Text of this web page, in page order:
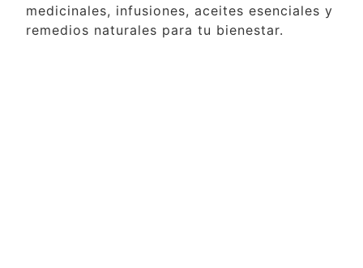
medicinales, infusiones, aceites esenciales y
remedios naturales para tu bienestar.